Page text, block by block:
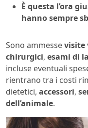
È questa l’ora
hanno sempre
Sono ammessevisite
chirurgici, esami di
incluse eventuali
rientrano tra i costi
dietetici, accessori,
dell’animale.